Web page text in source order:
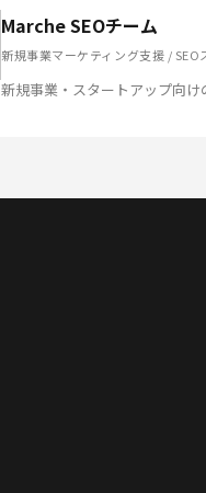
Marche SEOチーム
新規事業マーケティング支援 / SEO
新規事業・スタートアップ向け